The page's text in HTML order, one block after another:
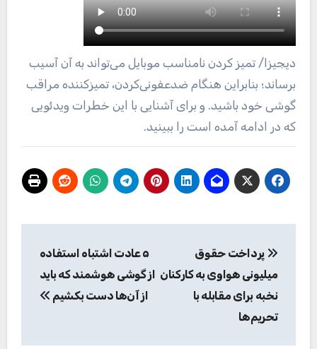
دیجیزا/ تمیز کردن نامناسب موبایل می‌تواند به آن آسیب
برساند؛ بنابراین هنگام ضدعفونی‌کردن، تمیزکننده مراقب
گوشی خود باشید. و برای آشنایی با این خطرات ویدئویی
که در ادامه آمده است را ببینید.
نوشته
پرداخت حقوق
میلیونی هواوی به کارکنان
نخبه برای مقابله با
تحریم‌ها
۵ عادت اشتباه استفاده
از گوشی هوشمند که باید
از آن‌ها دست بکشیم